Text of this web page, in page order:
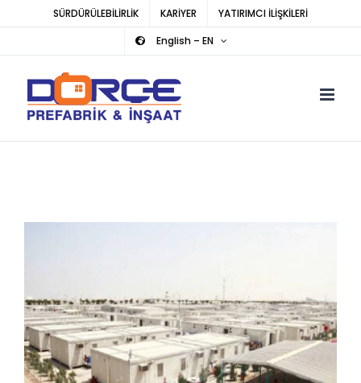
SÜRDÜRÜLEBİLİRLİK KARİYER
YATIRIMCI İLİŞKİLERİ
English – EN